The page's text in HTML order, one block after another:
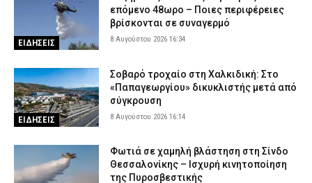
ΕΙΔΗΣΕΙΣ
επόμενο 48ωρο – Ποιες περιφέρειες
βρίσκονται σε συναγερμό
8 Αυγούστου 2026 16:34
ΕΙΔΗΣΕΙΣ
Σοβαρό τροχαίο στη Χαλκιδική: Στο
«Παπαγεωργίου» δικυκλιστής μετά από
σύγκρουση
8 Αυγούστου 2026 16:14
Φωτιά σε χαμηλή βλάστηση στη Σίνδο
Θεσσαλονίκης – Ισχυρή κινητοποίηση
της Πυροσβεστικής